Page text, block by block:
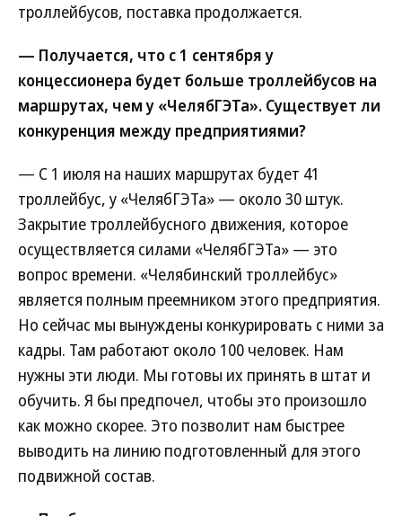
троллейбусов, поставка продолжается.
— Получается, что с 1 сентября у
концессионера будет больше троллейбусов на
маршрутах, чем у «ЧелябГЭТа». Существует ли
конкуренция между предприятиями?
— С 1 июля на наших маршрутах будет 41
троллейбус, у «ЧелябГЭТа» — около 30 штук.
Закрытие троллейбусного движения, которое
осуществляется силами «ЧелябГЭТа» — это
вопрос времени. «Челябинский троллейбус»
является полным преемником этого предприятия.
Но сейчас мы вынуждены конкурировать с ними за
кадры. Там работают около 100 человек. Нам
нужны эти люди. Мы готовы их принять в штат и
обучить. Я бы предпочел, чтобы это произошло
как можно скорее. Это позволит нам быстрее
выводить на линию подготовленный для этого
подвижной состав.